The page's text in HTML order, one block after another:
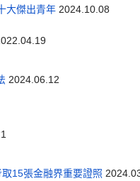
大傑出青年2024.10.08
2024.06.12
15張金融界重要證照